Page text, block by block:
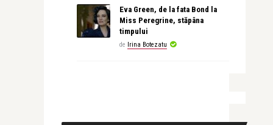
Eva Green, de la fata Bond la
Miss Peregrine, stăpâna
timpului
de Irina Botezatu